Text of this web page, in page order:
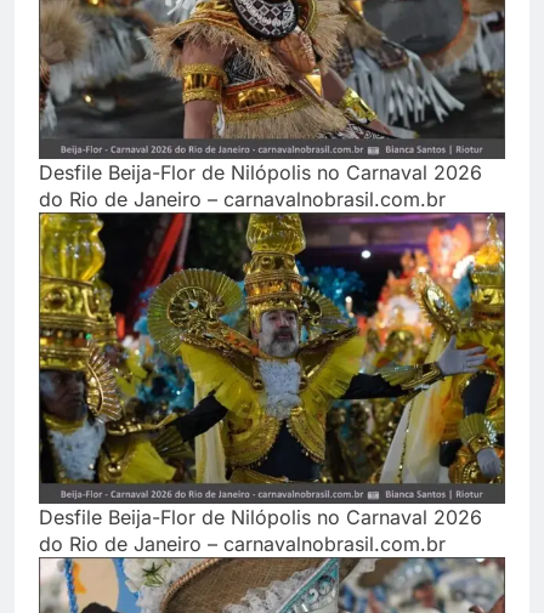
Desfile Beija-Flor de Nilópolis no Carnaval 2026
do Rio de Janeiro – carnavalnobrasil.com.br
Desfile Beija-Flor de Nilópolis no Carnaval 2026
do Rio de Janeiro – carnavalnobrasil.com.br